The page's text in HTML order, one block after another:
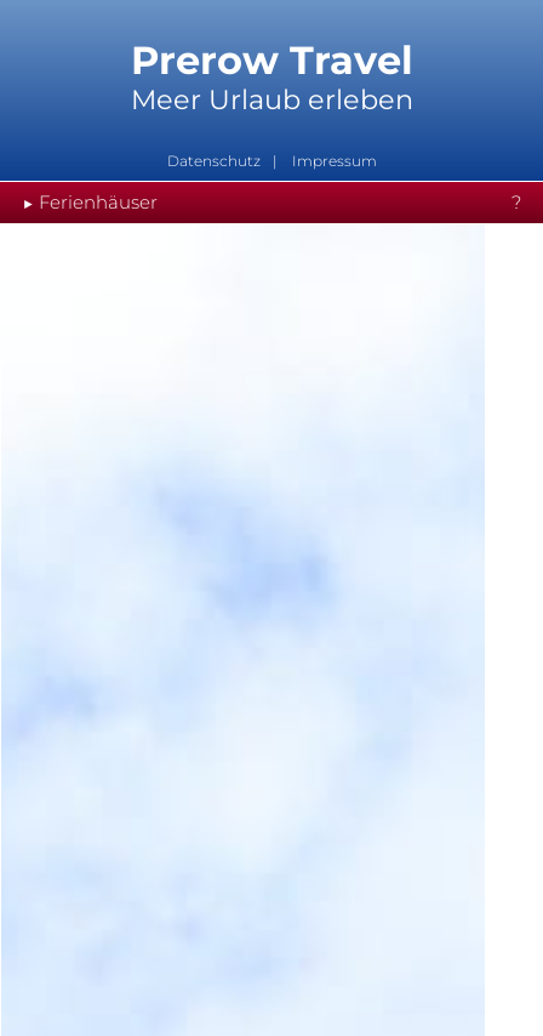
Prerow Travel
Meer Urlaub erleben
Datenschutz Impressum
?
Ferienhäuser